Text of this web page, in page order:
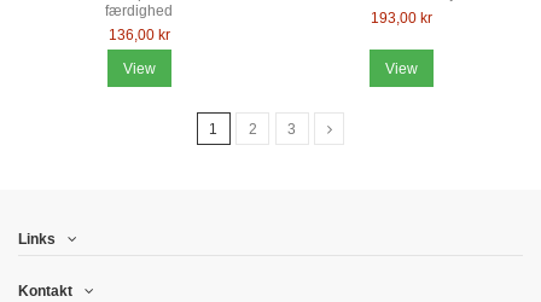
færdighed
136,00 kr
View
193,00 kr
View
1 2 3
Links
Kontakt